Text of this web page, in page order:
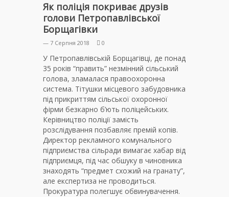
Як поліція покриває друзів
голови Петропавлівської
Борщагівки
— 7 Серпня 2018 0
У Петропавлівській Борщагівці, де понад
35 років “править” незмінний сільський
голова, зламалася правоохоронна
система. Тітушки місцевого забудовника
під прикриттям сільської охоронної
фірми безкарно б’ють поліцейських.
Керівництво поліції замість
розслідування позбавляє премій копів.
Директор рекламного комунального
підприємства сільради вимагає хабар від
підприємця, під час обшуку в чиновника
знаходять “предмет схожий на гранату”,
але експертиза не проводиться.
Прокуратура полегшує обвинувачення.